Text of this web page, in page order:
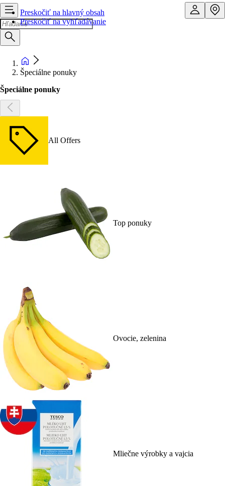
Preskočiť na hlavný obsah
Preskočiť na vyhľadávanie
Špeciálne ponuky
Špeciálne ponuky
All Offers
Top ponuky
Ovocie, zelenina
Mliečne výrobky a vajcia